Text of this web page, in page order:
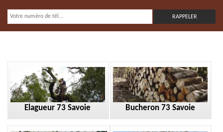
Elagueur 73 Savoie Bucheron 73 Savoie